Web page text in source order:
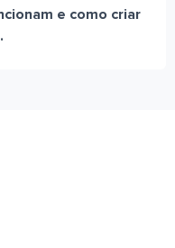
e como criar